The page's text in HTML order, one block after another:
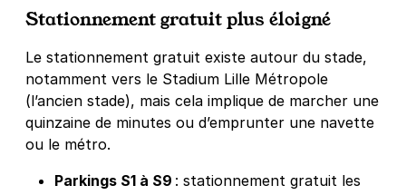
Stationnement gratuit plus éloigné
Le stationnement gratuit existe autour du stade,
notamment vers le Stadium Lille Métropole
(l’ancien stade), mais cela implique de marcher une
quinzaine de minutes ou d’emprunter une navette
ou le métro.
Parkings S1 à S9 : stationnement gratuit les